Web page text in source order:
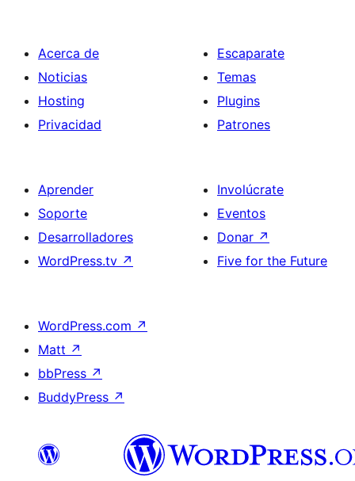
Acerca de
Noticias
Hosting
Privacidad
Escaparate
Temas
Plugins
Patrones
Aprender
Soporte
Desarrolladores
WordPress.tv ↗
Involúcrate
Eventos
Donar ↗
Five for the Future
WordPress.com ↗
Matt ↗
bbPress ↗
BuddyPress ↗